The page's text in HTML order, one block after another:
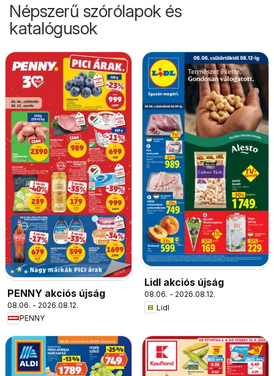
Népszerű szórólapok és
katalógusok
PENNY akciós újság
08.06. - 2026.08.12.
PENNY
Lidl akciós újság
08.06. - 2026.08.12.
Lidl